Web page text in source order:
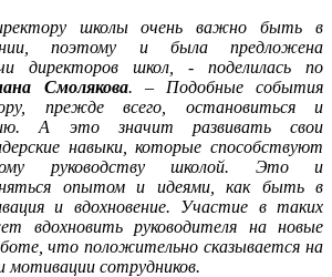
школы очень важно быть в
поэтому и была предложена
директоров школ, - поделилась по
Смолякова. – Подобные события
прежде всего, остановиться и
А это значит развивать свои
навыки, которые способствуют
руководству школой. Это и
опытом и идеями, как быть в
и вдохновение. Участие в таких
вдохновить руководителя на новые
что положительно сказывается на
мотивации сотрудников.